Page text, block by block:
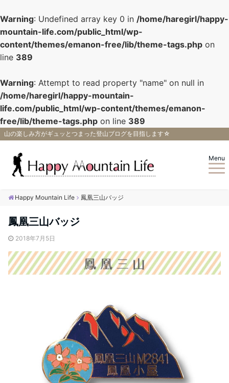
Warning: Undefined array key 0 in /home/haregirl/happy-
mountain-life.com/public_html/wp-
content/themes/emanon-free/lib/theme-tags.php on
line 389
Warning: Attempt to read property "name" on null in
/home/haregirl/happy-mountain-
life.com/public_html/wp-content/themes/emanon-
free/lib/theme-tags.php on line 389
山の楽しみ方がギュッとつまった登山ブログを目指します☆
Menu
Happy Mountain Life 鳳凰三山バッジ
鳳凰三山バッジ
2018年7月5日